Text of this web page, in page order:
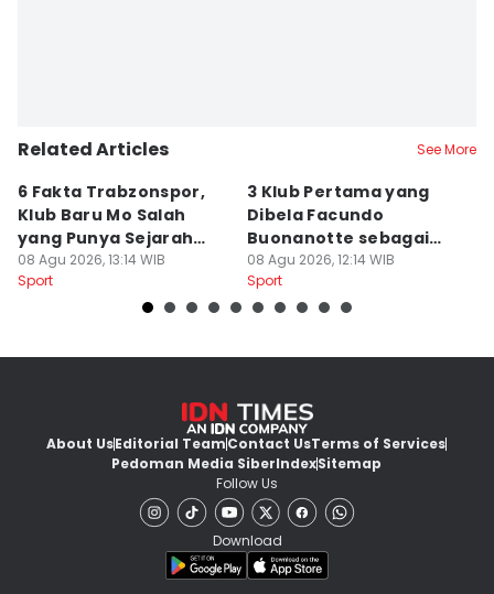
Related Articles See More
6 Fakta Trabzonspor,
Klub Baru Mo Salah
yang Punya Sejarah
Panjang
08 Agu 2026, 13:14 WIB
Sport
3 Klub Pertama yang
Dibela Facundo
Buonanotte sebagai
Pinjaman
08 Agu 2026, 12:14 WIB
Sport
About UsEditorial TeamContact UsTerms of Services
Pedoman Media SiberIndexSitemap
Follow Us
Download